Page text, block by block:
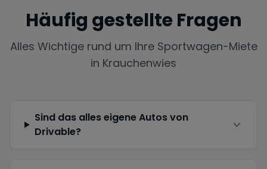
Häufig gestellte Fragen
Alles Wichtige rund um Ihre Sportwagen-Miete
in Krauchenwies
Sind das alles eigene Autos von
Drivable?